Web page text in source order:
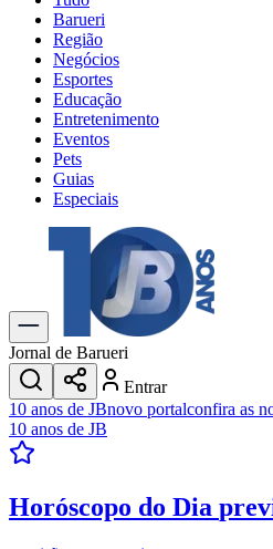
Barueri
Região
Negócios
Esportes
Educação
Entretenimento
Eventos
Pets
Guias
Especiais
Explore Tudo
Últimas Notícias
Previsão do Tempo
Trânsito e Rotas
Dia a Dia & Lazer
Transportes
Gastronomia
Cinema & Shows
JogosNovo
Para Sua Empresa
Anuncie no Portal
Cadastrar Empresa
Jornal de Barueri
Entrar
10 anos de JBnovo portalconfira as
10 anos de JB
Horóscopo do Dia